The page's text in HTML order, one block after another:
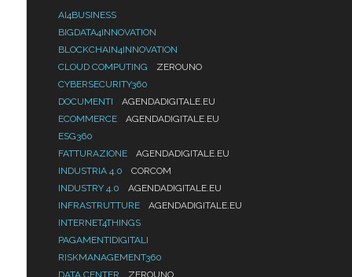
AI4BUSINESS
BIGDATA4INNOVATION
BLOCKCHAIN4INNOVATION
CLOUD COMPUTING
ZEROUNO
CYBERSECURITY360
DOCUMENTI
AGENDADIGITALE.EU
ECOMMERCE
AGENDADIGITALE.EU
ESG360
FATTURAZIONE
AGENDADIGITALE.EU
INDUSTRIA 4.0
CORCOM
INDUSTRY 4.0
AGENDADIGITALE.EU
INFRASTRUTTURE
AGENDADIGITALE.EU
INTERNET4THINGS
PAGAMENTIDIGITALI
RISKMANAGEMENT360